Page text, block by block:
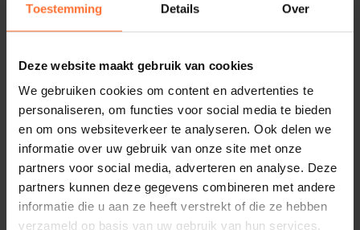
Toestemming Details Over
Deze website maakt gebruik van cookies
We gebruiken cookies om content en advertenties te
personaliseren, om functies voor social media te bieden
en om ons websiteverkeer te analyseren. Ook delen we
informatie over uw gebruik van onze site met onze
partners voor social media, adverteren en analyse. Deze
partners kunnen deze gegevens combineren met andere
informatie die u aan ze heeft verstrekt of die ze hebben
verzameld op basis van uw gebruik van hun services.
Business Netwerk Betuwe stelt een nieuwe
Premium Partner voor!
Partner André van Swelm, mede eigenaar van The
People ...
Lees verder